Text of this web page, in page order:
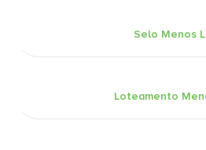
Selo Menos
Loteamento